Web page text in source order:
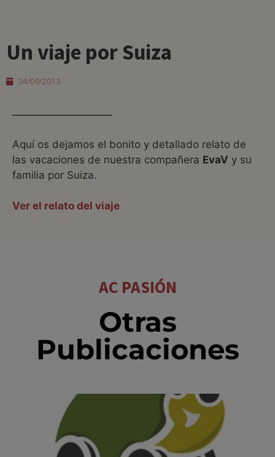
Un viaje por Suiza
24/09/2013
Aquí os dejamos el bonito y detallado relato de
las vacaciones de nuestra compañera EvaV y su
familia por Suiza.
Ver el relato del viaje
AC PASIÓN
Otras
Publicaciones